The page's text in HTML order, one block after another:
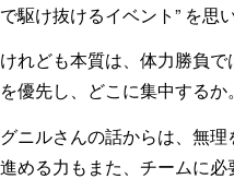
で駆け抜けるイベント” を思
けれども本質は、体力勝負
を優先し、どこに集中するか。
グニルさんの話からは、無
進める力もまた、チームに必